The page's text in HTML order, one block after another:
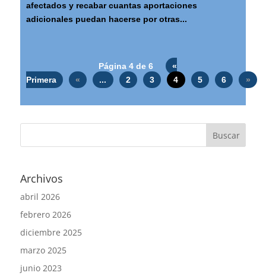
afectados y recabar cuantas aportaciones
adicionales puedan hacerse por otras...
Página 4 de 6
«
Primera
« ... 2 3 4 5 6 »
Archivos
abril 2026
febrero 2026
diciembre 2025
marzo 2025
junio 2023